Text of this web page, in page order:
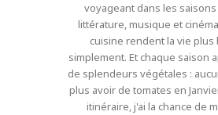
voyageant dans les saisons
littérature, musique et cinéma
cuisine rendent la vie plus
simplement. Et chaque saison
de splendeurs végétales :
plus avoir de tomates en
itinéraire, j'ai la chance de